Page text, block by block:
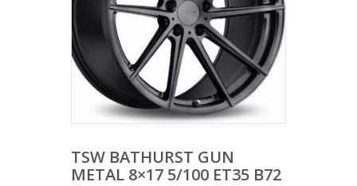
TSW BATHURST GUN
METAL 8×17 5/100 ET35 B72